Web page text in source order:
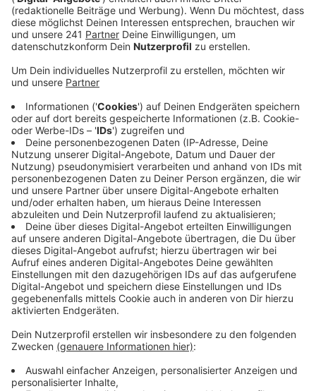
Anzeige
‚Netzwerks Kradfahrer‘ am Sonntag überall im
Verkehrs-Teilnehmer zu schnell unterwegs. Davon
waren rund 60 Motorradfahrer zu schnell, 18 erwartet
nun ein Ordnungswidrigkeits-Verfahren.
Trauriger Spitzenreiter war ein Biker in Nümbrecht: Er
war 72 km/h zu schnell unterwegs, so die Polizei. 6
Motorradfahrer und 5 Autofahrer werden wohl ihren
Führerschein abgeben müssen.
Die Polizei hat auch Durchfahrts-Verbote in Waldbröl
und Lindlar kontrolliert – auch hier mussten 25 Biker
ein Verwarngeld zahlen. Gleichzeitig hat die Polizei
aber auch Sicherheits-Tipps gegeben.
Ähnlich bei der Kontroll-Aktion ‚Kaffee und Knöllchen‘
der Polizei Rheinberg an der L101 in Wermelskirchen:
Unterstützt wurden die Verkehrs-Polizisten von einem
Sachverständigen des TÜV Rheinland und zwei